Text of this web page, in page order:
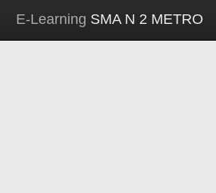
E-Learning SMA N 2 METRO